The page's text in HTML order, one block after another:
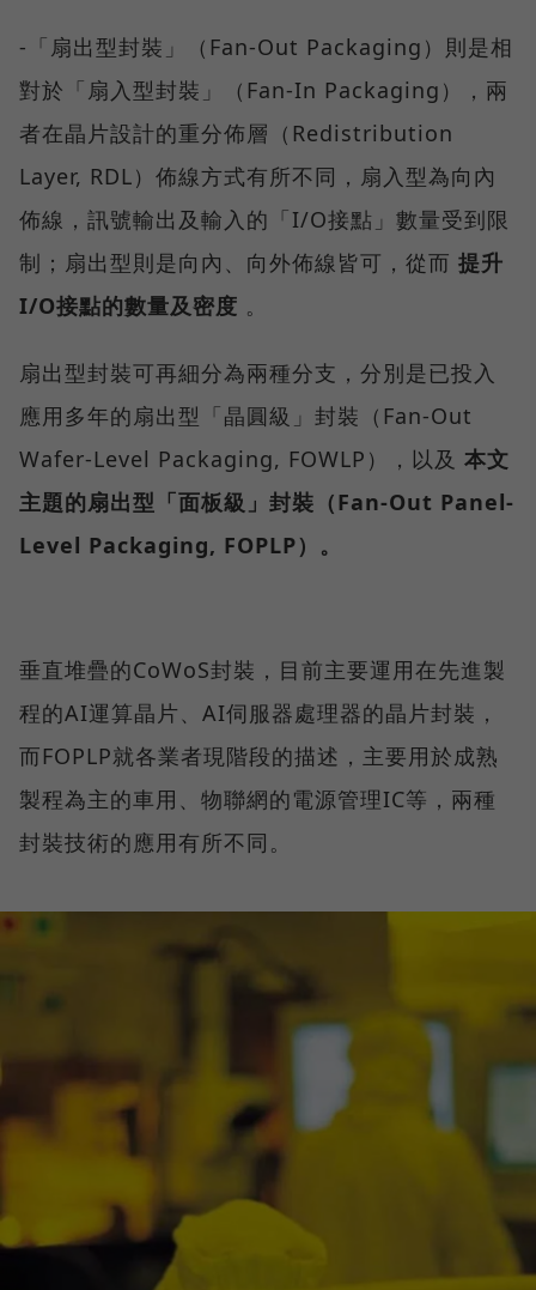
-「扇出型封裝」（Fan-Out Packaging）則是相
對於「扇入型封裝」（Fan-In Packaging），兩
者在晶片設計的重分佈層（Redistribution
Layer, RDL）佈線方式有所不同，扇入型為向內
佈線，訊號輸出及輸入的「I/O接點」數量受到限
制；扇出型則是向內、向外佈線皆可，從而 提升
I/O接點的數量及密度 。
扇出型封裝可再細分為兩種分支，分別是已投入
應用多年的扇出型「晶圓級」封裝（Fan-Out
Wafer-Level Packaging, FOWLP），以及 本文
主題的扇出型「面板級」封裝（Fan-Out Panel-
Level Packaging, FOPLP）。
垂直堆疊的CoWoS封裝，目前主要運用在先進製
程的AI運算晶片、AI伺服器處理器的晶片封裝，
而FOPLP就各業者現階段的描述，主要用於成熟
製程為主的車用、物聯網的電源管理IC等，兩種
封裝技術的應用有所不同。